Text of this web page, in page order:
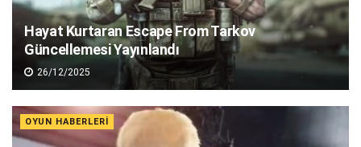
Hayat Kurtaran Escape From Tarkov
Güncellemesi Yayınlandı
26/12/2025
OYUN HABERLERI